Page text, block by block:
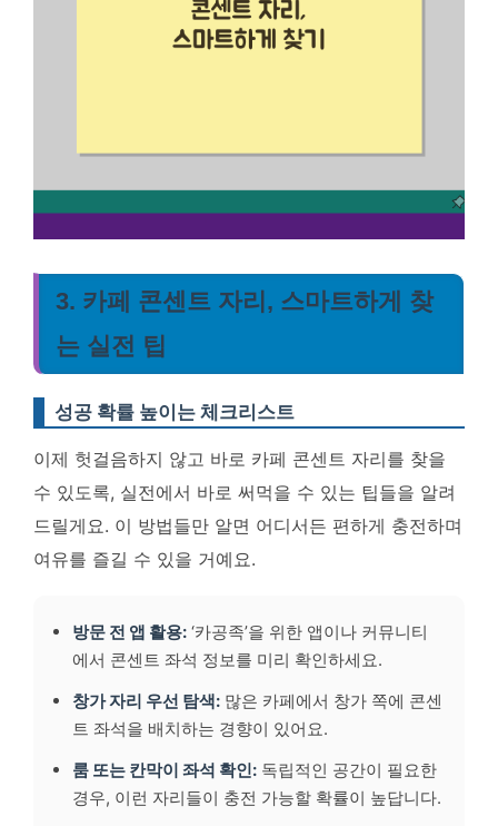
3. 카페 콘센트 자리, 스마트하게 찾
는 실전 팁
성공 확률 높이는 체크리스트
이제 헛걸음하지 않고 바로 카페 콘센트 자리를 찾을
수 있도록, 실전에서 바로 써먹을 수 있는 팁들을 알려
드릴게요. 이 방법들만 알면 어디서든 편하게 충전하며
여유를 즐길 수 있을 거예요.
방문 전 앱 활용: ‘카공족’을 위한 앱이나 커뮤니티
에서 콘센트 좌석 정보를 미리 확인하세요.
창가 자리 우선 탐색: 많은 카페에서 창가 쪽에 콘센
트 좌석을 배치하는 경향이 있어요.
룸 또는 칸막이 좌석 확인: 독립적인 공간이 필요한
경우, 이런 자리들이 충전 가능할 확률이 높답니다.